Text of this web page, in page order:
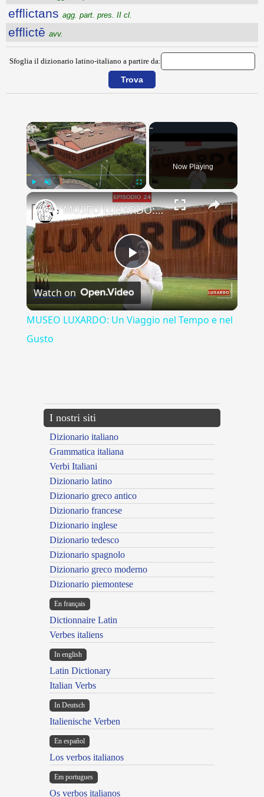
efflictans agg. part. pres. II cl.
efflictē avv.
Sfoglia il dizionario latino-italiano a partire da:
×
Fullscreen
Now Playing
×
Play
Video
MUSEO LUXARDO: Un Viaggio nel Tempo e nel Gusto
Watch on
MUSEO LUXARDO: Un Viaggio nel Tempo e nel
Gusto
I nostri siti
Dizionario italiano
Grammatica italiana
Verbi Italiani
Dizionario latino
Dizionario greco antico
Dizionario francese
Dizionario inglese
Dizionario tedesco
Dizionario spagnolo
Dizionario greco moderno
Dizionario piemontese
En français
Dictionnaire Latin
Verbes italiens
In english
Latin Dictionary
Italian Verbs
In Deutsch
Italienische Verben
En español
Los verbos italianos
Em portugues
Os verbos italianos